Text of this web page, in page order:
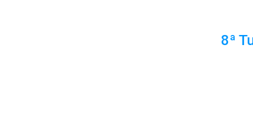
8ª